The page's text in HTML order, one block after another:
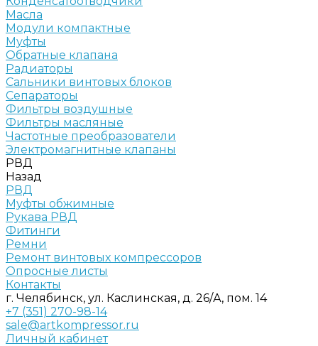
Масла
Модули компактные
Муфты
Обратные клапана
Радиаторы
Сальники винтовых блоков
Сепараторы
Фильтры воздушные
Фильтры масляные
Частотные преобразователи
Электромагнитные клапаны
РВД
Назад
РВД
Муфты обжимные
Рукава РВД
Фитинги
Ремни
Ремонт винтовых компрессоров
Опросные листы
Контакты
г. Челябинск, ул. Каслинская, д. 26/А, пом. 14
+7 (351) 270-98-14
sale@artkompressor.ru
Личный кабинет